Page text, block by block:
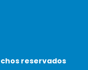
reservados